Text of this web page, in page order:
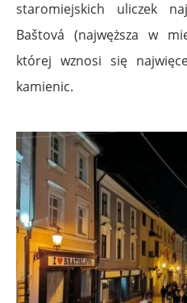
staromiejskich uliczek
Baštová (najwęższa w
której wznosi się
kamienic.